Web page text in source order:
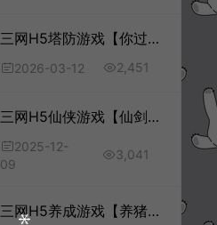
三网H5塔防游戏【你过来啊H5】3月最新整理Linux手工服务端+Win一键服务端+解压即玩+简易安卓客户端+详细搭建教程
2026-03-12 2,451
三网H5仙侠游戏【仙剑奇侠传H5】12月最新整理Linux手工服务端+Win一键服务端+解压即玩+简易安卓客户端+详细搭建教程
2025-12-
09
3,041
三网H5养成游戏【养猪农场H5】12月最新整理Linux手工服务端+Win一键服务端+逆向前端源码+解压即玩+简易安卓客户端+详细搭建教程